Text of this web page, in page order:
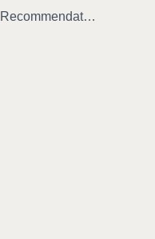
Recommendation Systems